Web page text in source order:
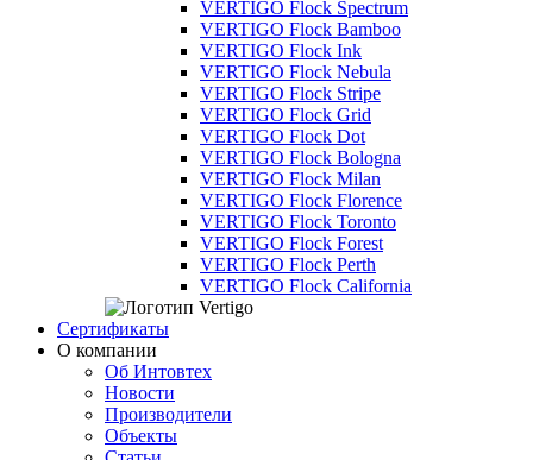
VERTIGO Flock Spectrum
VERTIGO Flock Bamboo
VERTIGO Flock Ink
VERTIGO Flock Nebula
VERTIGO Flock Stripe
VERTIGO Flock Grid
VERTIGO Flock Dot
VERTIGO Flock Bologna
VERTIGO Flock Milan
VERTIGO Flock Florence
VERTIGO Flock Toronto
VERTIGO Flock Forest
VERTIGO Flock Perth
VERTIGO Flock California
Сертификаты
О компании
Об Интовтех
Новости
Производители
Объекты